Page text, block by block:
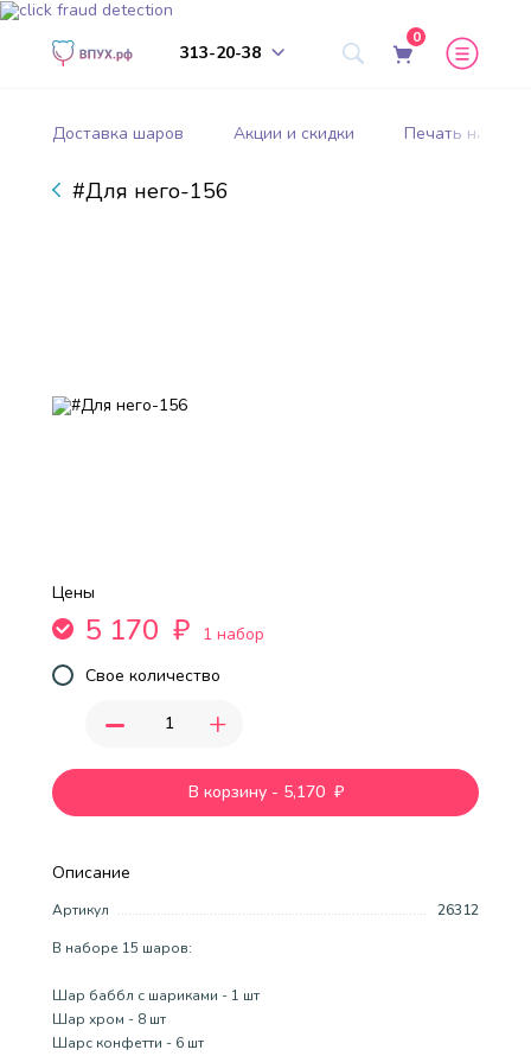
313-20-38
0
Доставка шаров Акции и скидки Печать на
#Для него-156
Описание
Артикул
26312
В наборе 15 шаров:
Шар баббл с шариками - 1 шт
Шар хром - 8 шт
Шарс конфетти - 6 шт
Цены
5 170 ₽
1 набор
Свое количество
- +
В корзину - 5,170 ₽